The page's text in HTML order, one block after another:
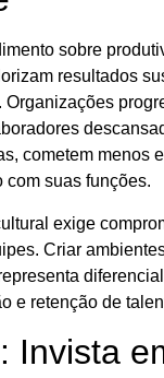
sobre
resultados
Organizações
cometem menos
suas funções.
exige
Criar
e retenção de
Invista